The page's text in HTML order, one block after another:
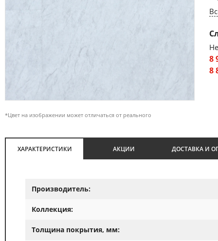
*Цвет на изображении может отличаться от реального
8
8
ХАРАКТЕРИСТИКИ АКЦИИ ДОСТАВКА И
Производитель:
Коллекция:
Толщина покрытия, мм: